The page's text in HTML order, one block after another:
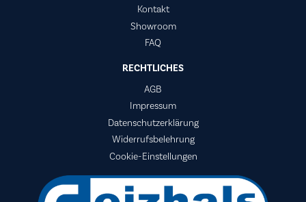
Kontakt
Showroom
FAQ
RECHTLICHES
AGB
Impressum
Datenschutzerklärung
Widerrufsbelehrung
Cookie-Einstellungen